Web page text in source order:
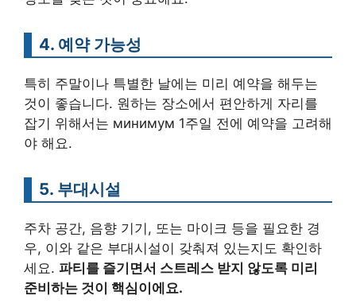
4. 예약 가능성
특히 주말이나 특별한 날에는 미리 예약을 해두는
것이 좋습니다. 원하는 장소에서 편안하게 자리를
잡기 위해서는 минимум 1주일 전에 예약을 고려해
야 해요.
5. 부대시설
주차 공간, 음향 기기, 또는 마이크 등을 필요한 경
우, 이와 같은 부대시설이 갖춰져 있는지도 확인하
세요. 파티를 즐기면서 스트레스 받지 않도록 미리
준비하는 것이 핵심이에요.